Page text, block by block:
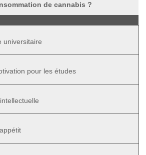
de cannabis ?
universitaire
pour les études